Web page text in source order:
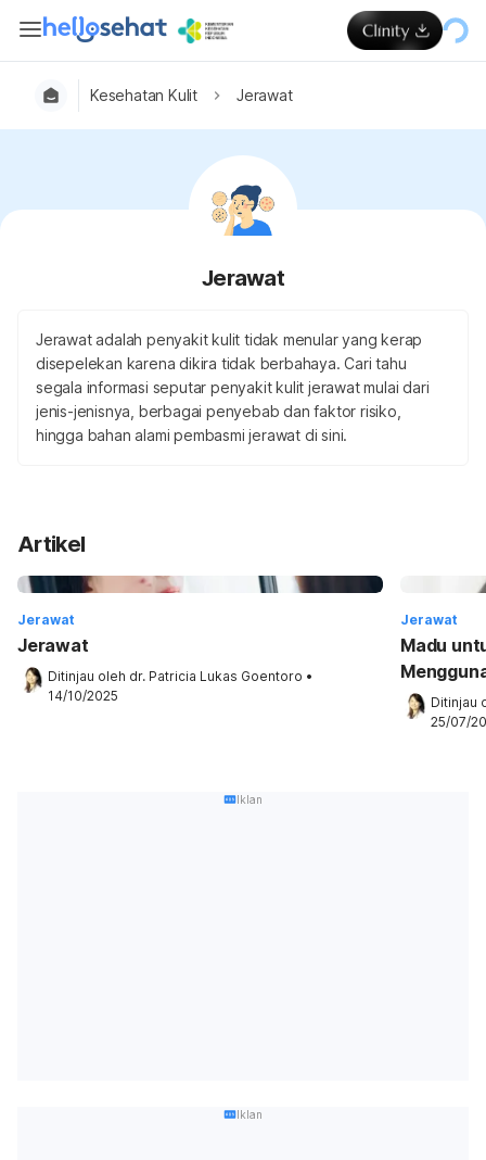
Kesehatan Kulit Jerawat
Jerawat
Jerawat adalah penyakit kulit tidak menular yang kerap
disepelekan karena dikira tidak berbahaya. Cari tahu
segala informasi seputar penyakit kulit jerawat mulai dari
jenis-jenisnya, berbagai penyebab dan faktor risiko,
hingga bahan alami pembasmi jerawat di sini.
Artikel
Jerawat
Jerawat
Ditinjau oleh dr. Patricia Lukas Goentoro •
14/10/2025
Jerawat
Madu
Ditinjau
25/07/
Iklan
Iklan